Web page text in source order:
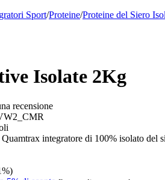
Sport/Proteine/Proteine del Siero
Isolate 2Kg
recensione
integratore di 100% isolato del
%)